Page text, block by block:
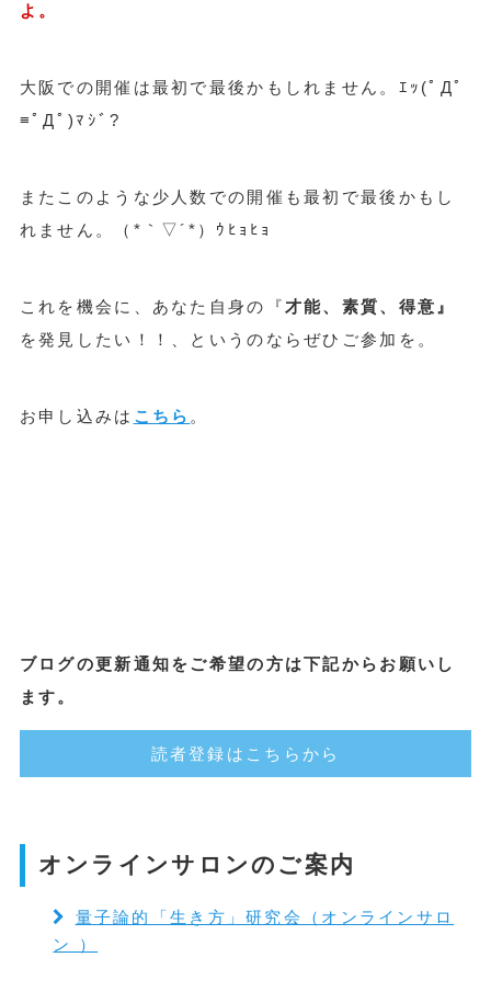
よ。
大阪での開催は最初で最後かもしれません。ｴｯ(ﾟДﾟ
≡ﾟДﾟ)ﾏｼﾞ?
またこのような少人数での開催も最初で最後かもし
れません。（*｀▽´*）ｳﾋｮﾋｮ
これを機会に、あなた自身の『 才能、素質、得意』
を発見したい！！、というのならぜひご参加を。
お申し込みは こちら 。
ブログの更新通知をご希望の方は下記からお願いし
ます。
読者登録はこちらから
オンラインサロンのご案内
量子論的「生き方」研究会（オンラインサロ
ン ）